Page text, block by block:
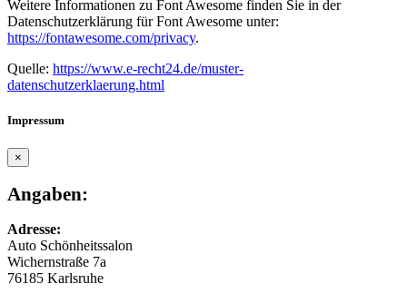
Weitere Informationen zu Font Awesome finden Sie in der
Datenschutzerklärung für Font Awesome unter:
https://fontawesome.com/privacy.
Quelle: https://www.e-recht24.de/muster-
datenschutzerklaerung.html
Impressum
×
Angaben:
Adresse:
Auto Schönheitssalon
Wichernstraße 7a
76185 Karlsruhe